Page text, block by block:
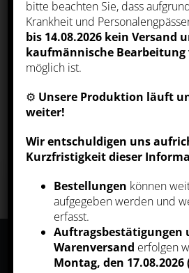
KATEGORIEN
Wähle eine Kategorie
REHpost – der
Immer gut informiert
Stand: Erfahren Sie als
bitte beachten Sie, dass
Krankheit und
bis 14.08.2026 kein Versand
kaufmännische
möglich ist.
⚙️ Unsere Produktion läuft
weiter!
Wir entschuldigen uns
Kurzfristigkeit dieser
Bestellungen können
aufgegeben werden und
erfasst.
Auftragsbestätigungen
Warenversand erfolgen
Montag, den 17.08.2026
sowie deren Verarbeitung.
auf „Alle akzeptieren“, um
von nicht notwendigen
einzuwilligen oder auf
wenn Sie sich anders
können unter
eingesetzten Arten von
und deren Einstellungen
können die Einstellungen
jederzeit abwählen (z.B. in
Datenschutzerklärung
unserer Webseite).
ALLE
ALLE